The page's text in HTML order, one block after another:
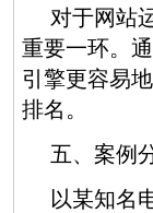
对于网站
重要一环。
引擎更容易
排名。
五、案例
以某知名